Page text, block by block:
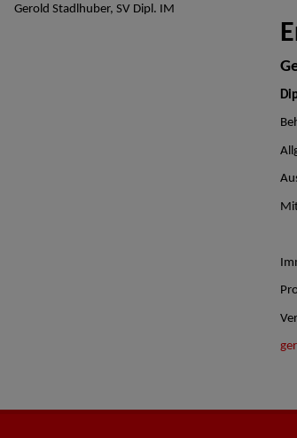
Gerold Stadlhuber, SV Dipl. IM